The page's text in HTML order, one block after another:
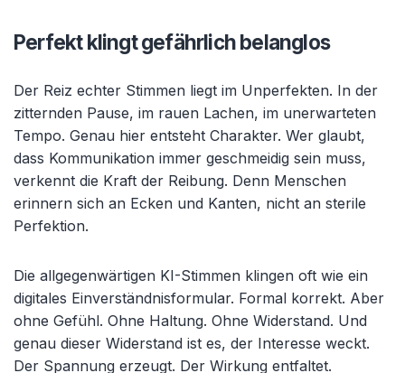
Perfekt klingt gefährlich belanglos
Der Reiz echter Stimmen liegt im Unperfekten. In der
zitternden Pause, im rauen Lachen, im unerwarteten
Tempo. Genau hier entsteht Charakter. Wer glaubt,
dass Kommunikation immer geschmeidig sein muss,
verkennt die Kraft der Reibung. Denn Menschen
erinnern sich an Ecken und Kanten, nicht an sterile
Perfektion.
Die allgegenwärtigen KI-Stimmen klingen oft wie ein
digitales Einverständnisformular. Formal korrekt. Aber
ohne Gefühl. Ohne Haltung. Ohne Widerstand. Und
genau dieser Widerstand ist es, der Interesse weckt.
Der Spannung erzeugt. Der Wirkung entfaltet.